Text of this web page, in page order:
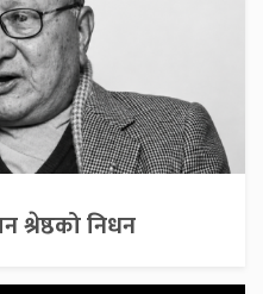
श्रेष्ठको निधन